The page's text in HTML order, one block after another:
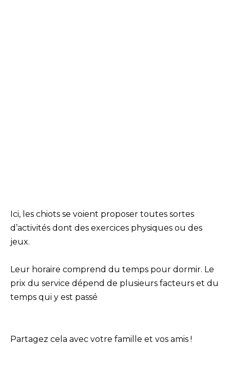
Ici, les chiots se voient proposer toutes sortes
d’activités dont des exercices physiques ou des
jeux.
Leur horaire comprend du temps pour dormir. Le
prix du service dépend de plusieurs facteurs et du
temps qui y est passé
Partagez cela avec votre famille et vos amis !